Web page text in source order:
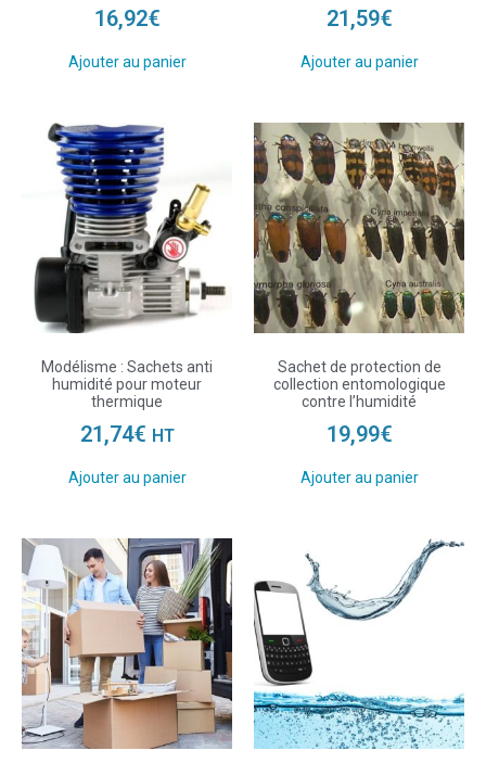
16,92€
Ajouter au panier
21,59€
Ajouter au panier
Modélisme : Sachets anti
humidité pour moteur
thermique
21,74€ HT
Ajouter au panier
Sachet de protection de
collection entomologique
contre l’humidité
19,99€
Ajouter au panier